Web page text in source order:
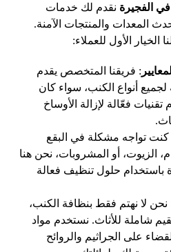
الفجيرة نقدم لك خدمات
المعدات والمنتجات الآمنة.
الخيار الأول للعملاء:
: فريقنا المتخصص يقدم
لجميع أنواع الكنب، سواء كان
فعّالة لإزالة الأوساخ
كنت تواجه مشكلة في البقع
الزيوت، أو المشروبات، نحن هنا
باستخدام حلول تنظيف فعالة
نحن لا نهتم فقط بنظافة الكنب،
شاملة للأثاث. نستخدم مواد
على الجراثيم والروائح